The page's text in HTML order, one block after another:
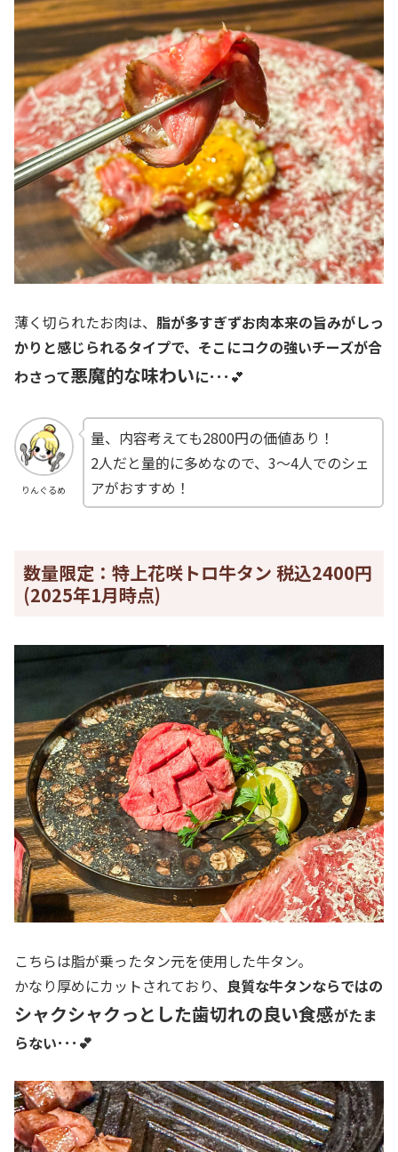
薄く切られたお肉は、 脂が多すぎずお肉本来の旨みがしっ
かりと感じられるタイプで、そこにコクの強いチーズが合
わさって悪魔的な味わいに･･･ 💕
りんぐるめ
量、内容考えても2800円の価値あり！
2人だと量的に多めなので、3～4人でのシェ
アがおすすめ！
数量限定：特上花咲トロ牛タン 税込2400円
(2025年1月時点)
こちらは脂が乗ったタン元を使用した牛タン。
かなり厚めにカットされており、 良質な牛タンならではの
シャクシャクっとした歯切れの良い食感がたま
らない･･･💕